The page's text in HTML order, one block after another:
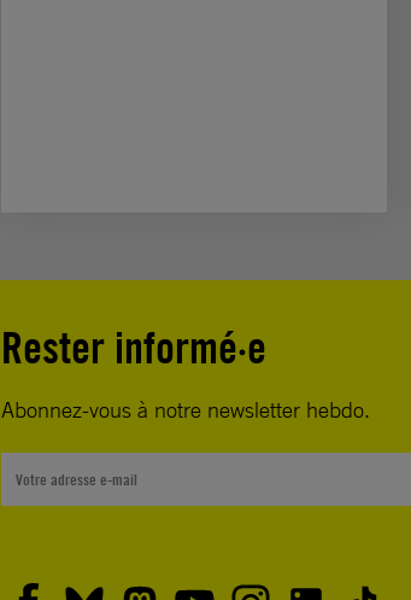
Rester informé·e
Abonnez-vous à notre newsletter hebdo.